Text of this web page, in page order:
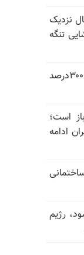
نزدیک
تنگه
قبض آب و برق خرداد و تیر بیش از ۳۰۰درصد
است؛
ادامه
ساختمانی
رژیم